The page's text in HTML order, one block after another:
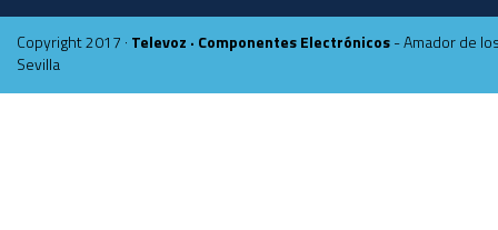
Copyright 2017 · Televoz · Componentes Electrónicos- Amador de
Sevilla